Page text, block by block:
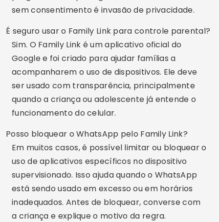
O Family Link é gratuito?
Sim, o Google Family Link é gratuito e pode ser
instalado pela Google Play. Ele funciona junto
com contas Google supervisionadas, criadas
pelo responsável para a criança.
Qual é a melhor forma de acompanhar o
WhatsApp dos filhos?
Evitar métodos escondidos e priorizar a
supervisão combinada. Os pais podem definir
horários, orientar sobre perigos online, olhar o
celular junto com a criança quando houver
acordo sobre isso e usar o Family Link para
controlar tempo de tela e aplicativos. Em
situação de risco real, buscar apoio de escola,
profissionais ou das autoridades funciona melhor